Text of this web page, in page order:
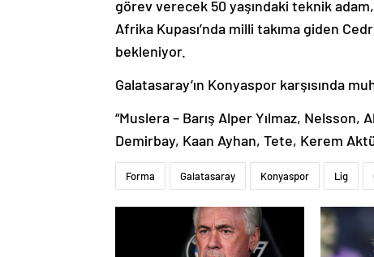
görev verecek 50 yaşındaki teknik
Afrika Kupası’nda milli takıma giden
bekleniyor.
Galatasaray’ın Konyaspor karşısında
“Muslera – Barış Alper Yılmaz, Nelsson,
Demirbay, Kaan Ayhan, Tete, Kerem
Forma Galatasaray Konyaspor Lig